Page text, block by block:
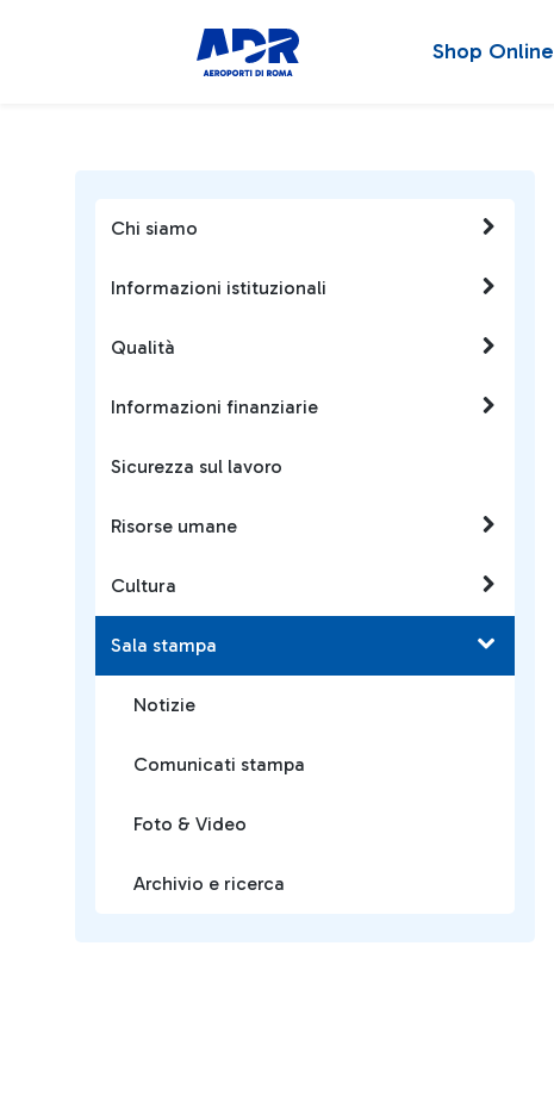
Shop Online
Chi siamo
Informazioni istituzionali
Qualità
Informazioni finanziarie
Sicurezza sul lavoro
Risorse umane
Cultura
Sala stampa
Notizie
Comunicati stampa
Foto & Video
Archivio e ricerca